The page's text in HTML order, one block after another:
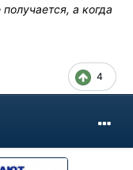
а когда
4